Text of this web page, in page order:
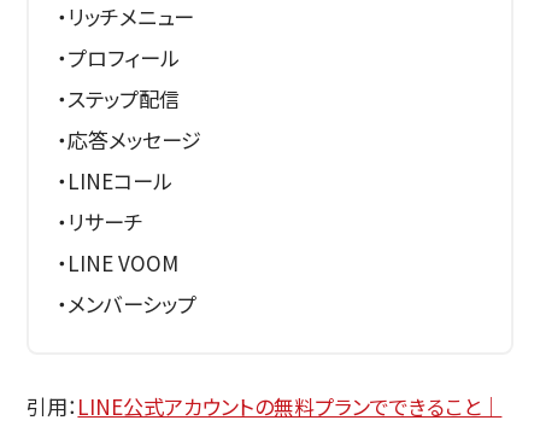
・リッチメニュー
・プロフィール
・ステップ配信
・応答メッセージ
・LINEコール
・リサーチ
・LINE VOOM
・メンバーシップ
引用： LINE公式アカウントの無料プランでできること｜